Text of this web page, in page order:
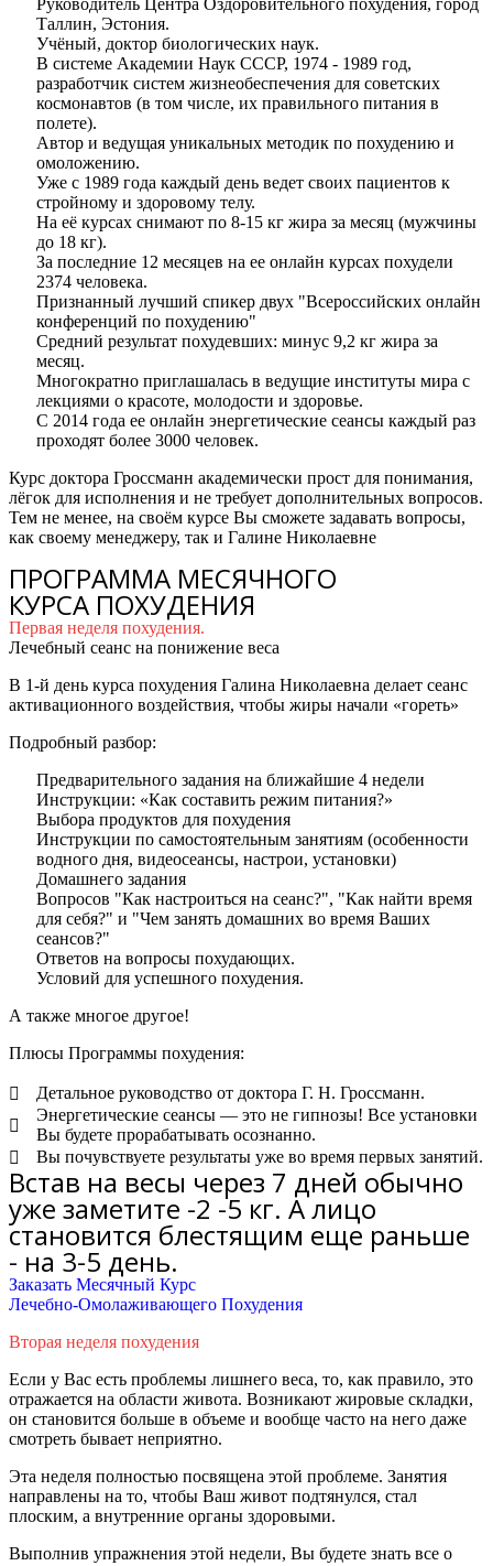
Руководитель Центра Оздоровительного похудения, город
Таллин, Эстония.
Учёный, доктор биологических наук.
В системе Академии Наук СССР, 1974 - 1989 год,
разработчик систем жизнеобеспечения для советских
космонавтов (в том числе, их правильного питания в
полете).
Автор и ведущая уникальных методик по похудению и
омоложению.
Уже с 1989 года каждый день ведет своих пациентов к
стройному и здоровому телу.
На её курсах снимают по 8-15 кг жира за месяц (мужчины
до 18 кг).
За последние 12 месяцев на ее онлайн курсах похудели
2374 человека.
Признанный лучший спикер двух "Всероссийских онлайн
конференций по похудению"
Средний результат похудевших: минус 9,2 кг жира за
месяц.
Многократно приглашалась в ведущие институты мира с
лекциями о красоте, молодости и здоровье.
С 2014 года ее онлайн энергетические сеансы каждый раз
проходят более 3000 человек.
Курс доктора Гроссманн академически прост для понимания,
лёгок для исполнения и не требует дополнительных вопросов.
Тем не менее, на своём курсе Вы сможете задавать вопросы,
как своему менеджеру, так и Галине Николаевне
ПРОГРАММА МЕСЯЧНОГО
КУРСА ПОХУДЕНИЯ
Первая неделя похудения.
Лечебный сеанс на понижение веса
В 1-й день курса похудения Галина Николаевна делает сеанс
активационного воздействия, чтобы жиры начали «гореть»
Подробный разбор:
Предварительного задания на ближайшие 4 недели
Инструкции: «Как составить режим питания?»
Выбора продуктов для похудения
Инструкции по самостоятельным занятиям (особенности
водного дня, видеосеансы, настрои, установки)
Домашнего задания
Вопросов "Как настроиться на сеанс?", "Как найти время
для себя?" и "Чем занять домашних во время Ваших
сеансов?"
Ответов на вопросы похудающих.
Условий для успешного похудения.
А также многое другое!
Плюсы Программы похудения:
Детальное руководство от доктора Г. Н. Гроссманн.
Энергетические сеансы — это не гипнозы! Все установки
Вы будете прорабатывать осознанно.
Вы почувствуете результаты уже во время первых занятий.
Встав на весы через 7 дней обычно
уже заметите -2 -5 кг. А лицо
становится блестящим еще раньше
- на 3-5 день.
Заказать Месячный Курс
Лечебно-Омолаживающего Похудения
Вторая неделя похудения
Если у Вас есть проблемы лишнего веса, то, как правило, это
отражается на области живота. Возникают жировые складки,
он становится больше в объеме и вообще часто на него даже
смотреть бывает неприятно.
Эта неделя полностью посвящена этой проблеме. Занятия
направлены на то, чтобы Ваш живот подтянулся, стал
плоским, а внутренние органы здоровыми.
Выполнив упражнения этой недели, Вы будете знать все о